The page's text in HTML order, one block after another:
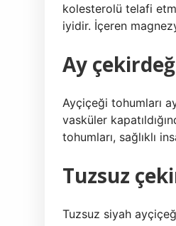
kolesterolü telafi
iyidir. İçeren
Ay
Ayçiçeği tohumları
vasküler
tohumları, sağlıklı
Tuzsuz
Tuzsuz siyah